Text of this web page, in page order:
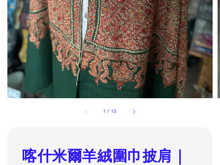
1 /13
喀什米爾羊絨圍巾披肩｜